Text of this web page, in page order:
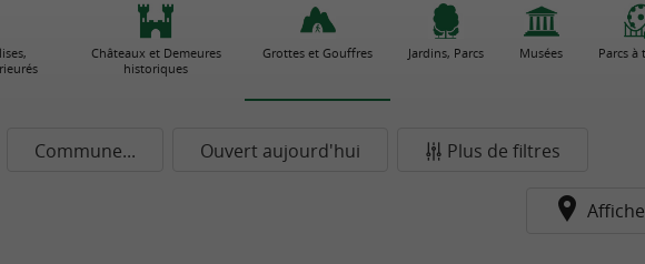
Châteaux et Demeures
historiques
Grottes et Gouffres Jardins, Parcs Musées Parcs à
Commune... Ouvert aujourd'hui Plus de filtres